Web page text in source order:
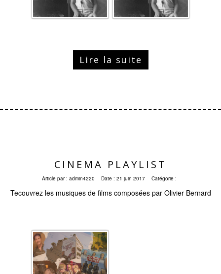
Lire la suite
CINEMA PLAYLIST
Article par : admin4220 Date : 21 juin 2017 Catégorie :
Tecouvrez les musiques de films composées par Olivier Bernard